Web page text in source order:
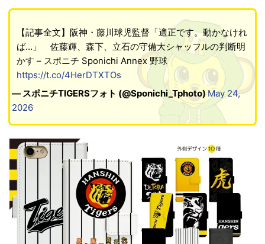
【記事全文】阪神・藤川球児監督「適正です。動かなけれ
ば…」 佐藤輝、森下、立石の守備大シャッフルの判断明
かす – スポニチ Sponichi Annex 野球
https://t.co/4HerDTXTOs
— スポニチTIGERSフォト (@Sponichi_Tphoto)May 24,
2026